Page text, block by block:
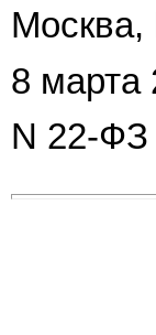
Москва,
8 марта
N 22-ФЗ